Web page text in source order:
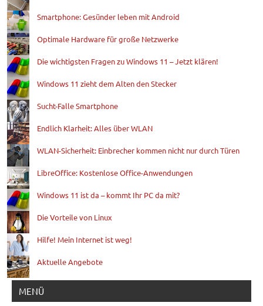
Smartphone: Gesünder leben mit Android
Optimale Hardware für große Netzwerke
Die wichtigsten Fragen zu Windows 11 – Jetzt klären!
Windows 11 zieht dem Alten den Stecker
Sucht-Falle Smartphone
Endlich Klarheit: Alles über WLAN
WLAN-Sicherheit: Einbrecher kommen nicht nur durch Türen
LibreOffice: Kostenlose Office-Anwendungen
Windows 11 ist da – kommt Ihr PC da mit?
Die Vorteile von Linux
Hilfe! Mein Internet ist weg!
Aktuelle Angebote
MENÜ